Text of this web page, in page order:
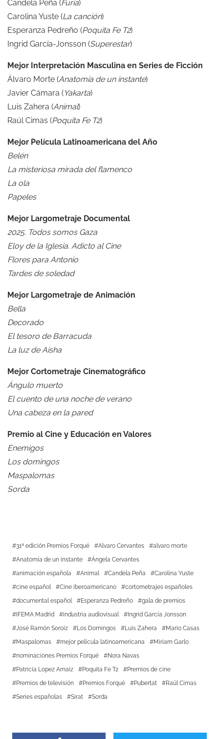
Candela Peña (Furia)
Carolina Yuste (La canción)
Esperanza Pedreño (Poquita Fe T2)
Ingrid García-Jonsson (Superestar)
Mejor Interpretación Masculina en Series de Ficción
Álvaro Morte (Anatomía de un instante)
Javier Cámara (Yakarta)
Luis Zahera (Animal)
Raúl Cimas (Poquita Fe T2)
Mejor Película Latinoamericana del Año
Belén
La misteriosa mirada del flamenco
La ola
Papeles
Mejor Largometraje Documental
2025. Todos somos Gaza
Eloy de la Iglesia. Adicto al Cine
Flores para Antonio
Tardes de soledad
Mejor Largometraje de Animación
Bella
Decorado
El tesoro de Barracuda
La luz de Aisha
Mejor Cortometraje Cinematográfico
Ángulo muerto
El cuento de una noche de verano
Una cabeza en la pared
Premio al Cine y Educación en Valores
Enemigos
Los domingos
Maspalomas
Sorda
31ª edición Premios Forqué Alvaro Cervantes
alvaro morte
Anatomía de un instante
Ángela Cervantes
animación española
Animal Candela Peña
Carolina Yuste
cine español
Cine iberoamericano
cortometrajes españoles
documental español
Esperanza Pedreño
gala de premios
IFEMA Madrid
industria audiovisual
Ingrid García Jonsson
José Ramón Soroiz
Los Domingos Luis Zahera
Mario Casas
Maspalomas
mejor película latinoamericana
Miriam Garlo
nominaciones Premios Forqué
Nora Navas
Patricia Lopez Arnaiz
Poquita Fe T2
Premios de cine
Premios de televisión
Premios Forqué Pubertat
Raúl Cimas
Series españolas
Sirat Sorda